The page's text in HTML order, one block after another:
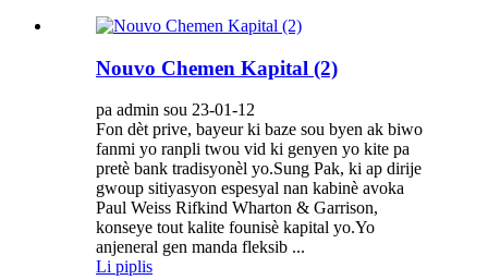
Nouvo Chemen Kapital (2)
pa admin sou 23-01-12
Fon dèt prive, bayeur ki baze sou byen ak biwo
fanmi yo ranpli twou vid ki genyen yo kite pa
pretè bank tradisyonèl yo.Sung Pak, ki ap dirije
gwoup sitiyasyon espesyal nan kabinè avoka
Paul Weiss Rifkind Wharton & Garrison,
konseye tout kalite founisè kapital yo.Yo
anjeneral gen manda fleksib ...
Li piplis